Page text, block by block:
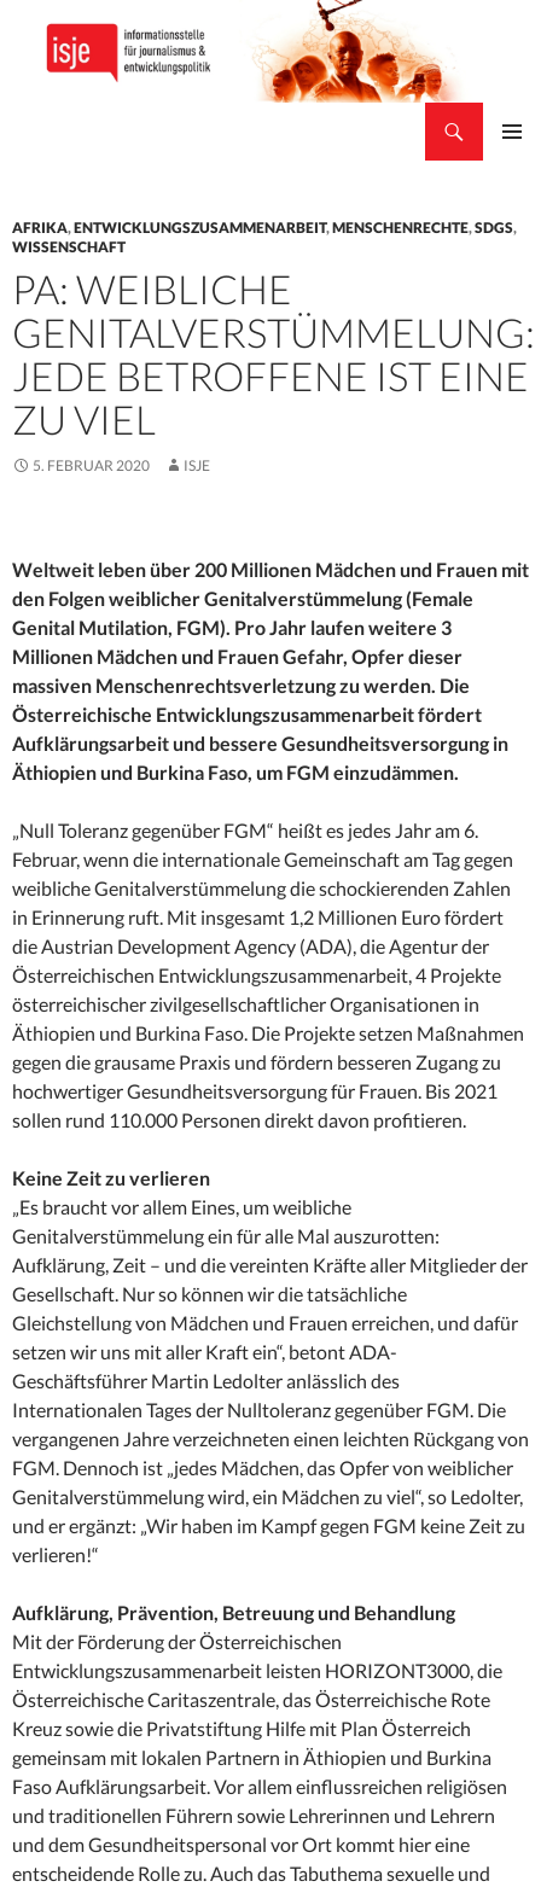
AFRIKA,ENTWICKLUNGSZUSAMMENARBEIT,MENSCHENRECHTE,SDGS,
WISSENSCHAFT
PA: WEIBLICHE
GENITALVERSTÜMMELUNG:
JEDE BETROFFENE IST EINE
ZU VIEL
5. FEBRUAR 2020 ISJE
Weltweit leben über 200 Millionen Mädchen und Frauen mit
den Folgen weiblicher Genitalverstümmelung (Female
Genital Mutilation, FGM). Pro Jahr laufen weitere 3
Millionen Mädchen und Frauen Gefahr, Opfer dieser
massiven Menschenrechtsverletzung zu werden. Die
Österreichische Entwicklungszusammenarbeit fördert
Aufklärungsarbeit und bessere Gesundheitsversorgung in
Äthiopien und Burkina Faso, um FGM einzudämmen.
„Null Toleranz gegenüber FGM“ heißt es jedes Jahr am 6.
Februar, wenn die internationale Gemeinschaft am Tag gegen
weibliche Genitalverstümmelung die schockierenden Zahlen
in Erinnerung ruft. Mit insgesamt 1,2 Millionen Euro fördert
die Austrian Development Agency (ADA), die Agentur der
Österreichischen Entwicklungszusammenarbeit, 4 Projekte
österreichischer zivilgesellschaftlicher Organisationen in
Äthiopien und Burkina Faso. Die Projekte setzen Maßnahmen
gegen die grausame Praxis und fördern besseren Zugang zu
hochwertiger Gesundheitsversorgung für Frauen. Bis 2021
sollen rund 110.000 Personen direkt davon profitieren.
Keine Zeit zu verlieren
„Es braucht vor allem Eines, um weibliche
Genitalverstümmelung ein für alle Mal auszurotten:
Aufklärung, Zeit – und die vereinten Kräfte aller Mitglieder der
Gesellschaft. Nur so können wir die tatsächliche
Gleichstellung von Mädchen und Frauen erreichen, und dafür
setzen wir uns mit aller Kraft ein“, betont ADA-
Geschäftsführer Martin Ledolter anlässlich des
Internationalen Tages der Nulltoleranz gegenüber FGM. Die
vergangenen Jahre verzeichneten einen leichten Rückgang von
FGM. Dennoch ist „jedes Mädchen, das Opfer von weiblicher
Genitalverstümmelung wird, ein Mädchen zu viel“, so Ledolter,
und er ergänzt: „Wir haben im Kampf gegen FGM keine Zeit zu
verlieren!“
Aufklärung, Prävention, Betreuung und Behandlung
Mit der Förderung der Österreichischen
Entwicklungszusammenarbeit leisten HORIZONT3000, die
Österreichische Caritaszentrale, das Österreichische Rote
Kreuz sowie die Privatstiftung Hilfe mit Plan Österreich
gemeinsam mit lokalen Partnern in Äthiopien und Burkina
Faso Aufklärungsarbeit. Vor allem einflussreichen religiösen
und traditionellen Führern sowie Lehrerinnen und Lehrern
und dem Gesundheitspersonal vor Ort kommt hier eine
entscheidende Rolle zu. Auch das Tabuthema sexuelle und